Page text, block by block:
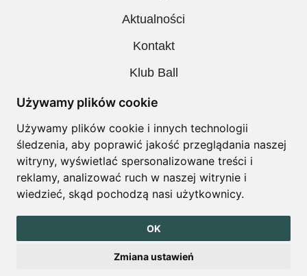
Używamy plików cookie
Używamy plików cookie i innych technologii
śledzenia, aby poprawić jakość przeglądania naszej
witryny, wyświetlać spersonalizowane treści i
reklamy, analizować ruch w naszej witrynie i
wiedzieć, skąd pochodzą nasi użytkownicy.
OK
Zmiana ustawień
Aktualności
Kontakt
Klub Ball
Pobieranie
Polityka prywatności
Regulamin